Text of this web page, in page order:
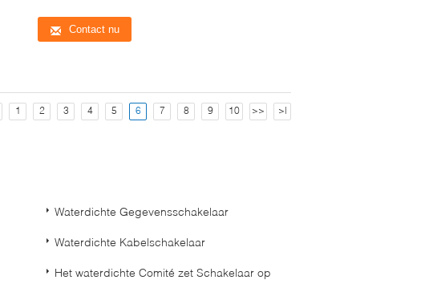
Contact nu
1 2 3 4 5 6 7 8 9 10 >> >|
Waterdichte Gegevensschakelaar
Waterdichte Kabelschakelaar
Het waterdichte Comité zet Schakelaar op